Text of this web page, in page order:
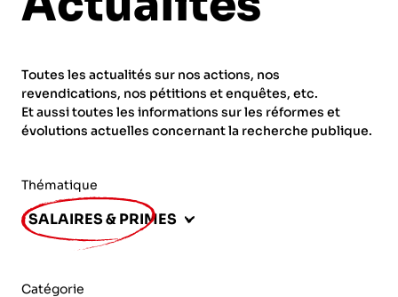
Fonction publique
Actions spécifiques
ORGANISMES
CNRS – Centre national de la recherche
scientifique
INRIA - Institut national de recherche en
INSERM – Institut national de la santé et de la
recherche médicale
développement
AGENDA
PUBLICATIONS
Toutes les actualités sur nos actions, nos
revendications, nos pétitions et enquêtes, etc.
Et aussi toutes les informations sur les réformes et
évolutions actuelles concernant la recherche publique.
Thématique
SALAIRES & PRIMES
Catégorie